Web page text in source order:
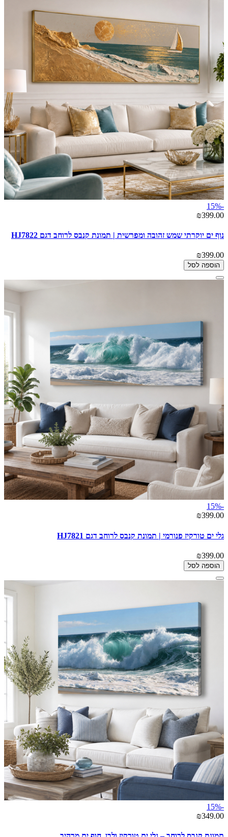
-15%
₪399.00
נוף ים יוקרתי שמש זהובה ומפרשית | תמונת קנבס לרוחב דגם HJ7822
₪399.00
הוספה לסל
-15%
₪399.00
גלי ים טורקיז פנורמי | תמונת קנבס לרוחב דגם HJ7821
₪399.00
הוספה לסל
-15%
₪349.00